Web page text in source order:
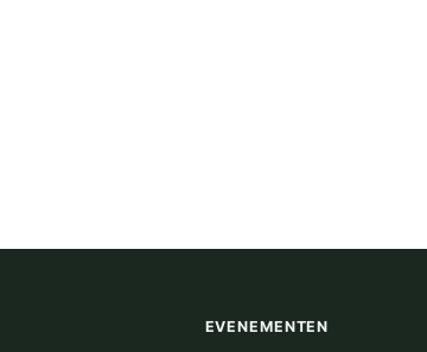
EVENEMENTEN